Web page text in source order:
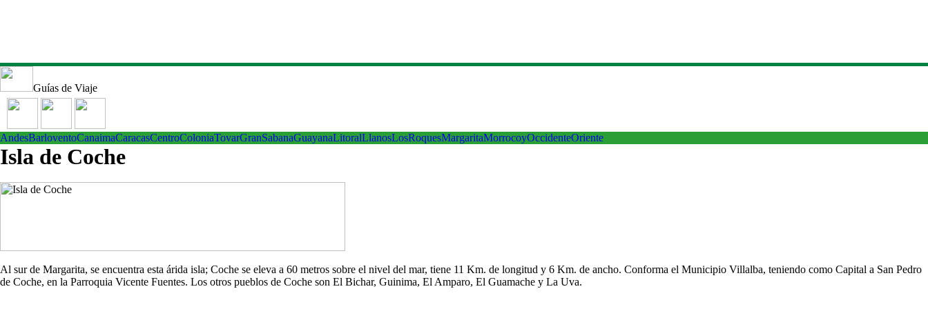
Guías de Viaje
AndesBarloventoCanaimaCaracasCentroColoniaTovarGranSabanaGuayanaLitoralLlanosLosRoquesMargaritaMorrocoyOccidenteOriente
Isla de Coche
Al sur de Margarita, se encuentra esta árida isla; Coche se eleva a 60 metros sobre el nivel del mar, tiene 11 Km. de longitud y 6 Km. de ancho. Conforma el Municipio Villalba, teniendo como Capital a San Pedro
de Coche, en la Parroquia Vicente Fuentes. Los otros pueblos de Coche son El Bichar, Guinima, El Amparo, El Guamache y La Uva.